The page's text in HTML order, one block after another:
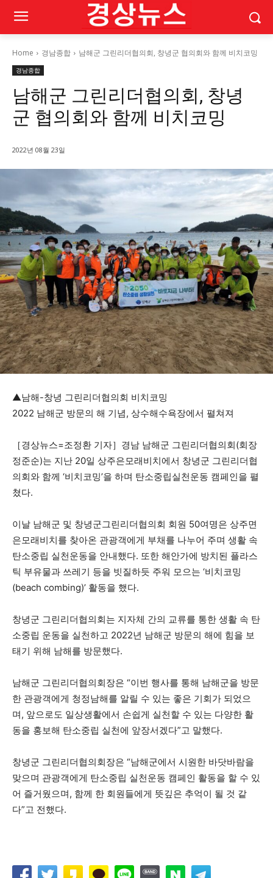
Home 경남종합 남해군 그린리더협의회, 창녕군 협의회와 함께 비치코밍
경남종합
남해군 그린리더협의회, 창녕
군 협의회와 함께 비치코밍
2022년 08월 23일
▲남해-창녕 그린리더협의회 비치코밍
2022 남해군 방문의 해 기념, 상수해수욕장에서 펼쳐져
［경상뉴스=조정환 기자］경남 남해군 그린리더협의회(회장
정준순)는 지난 20일 상주은모래비치에서 창녕군 그린리더협
의회와 함께 ‘비치코밍’을 하며 탄소중립실천운동 캠페인을 펼
쳤다.
이날 남해군 및 창녕군그린리더협의회 회원 50여명은 상주면
은모래비치를 찾아온 관광객에게 부채를 나누어 주며 생활 속
탄소중립 실천운동을 안내했다. 또한 해안가에 방치된 플라스
틱 부유물과 쓰레기 등을 빗질하듯 주워 모으는 ‘비치코밍
(beach combing)’ 활동을 했다.
창녕군 그린리더협의회는 지자체 간의 교류를 통한 생활 속 탄
소중립 운동을 실천하고 2022년 남해군 방문의 해에 힘을 보
태기 위해 남해를 방문했다.
남해군 그린리더협의회장은 “이번 행사를 통해 남해군을 방문
한 관광객에게 청정남해를 알릴 수 있는 좋은 기회가 되었으
며, 앞으로도 일상생활에서 손쉽게 실천할 수 있는 다양한 활
동을 홍보해 탄소중립 실천에 앞장서겠다”고 말했다.
창녕군 그린리더협의회장은 “남해군에서 시원한 바닷바람을
맞으며 관광객에게 탄소중립 실천운동 캠페인 활동을 할 수 있
어 즐거웠으며, 함께 한 회원들에게 뜻깊은 추억이 될 것 같
다”고 전했다.